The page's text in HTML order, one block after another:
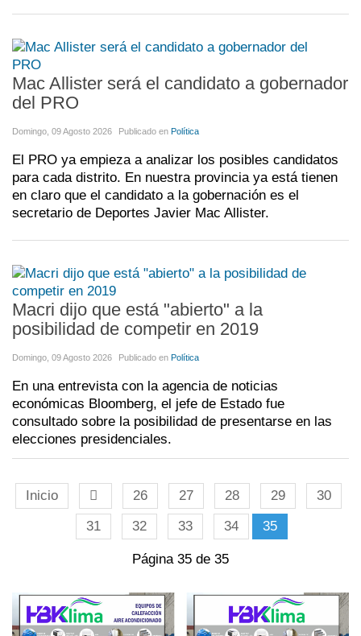
Mac Allister será el candidato a gobernador
del PRO
Domingo, 09 Agosto 2026 Publicado en Política
El PRO ya empieza a analizar los posibles candidatos
para cada distrito. En nuestra provincia ya está tienen
en claro que el candidato a la gobernación es el
secretario de Deportes Javier Mac Allister.
Macri dijo que está "abierto" a la
posibilidad de competir en 2019
Domingo, 09 Agosto 2026 Publicado en Política
En una entrevista con la agencia de noticias
económicas Bloomberg, el jefe de Estado fue
consultado sobre la posibilidad de presentarse en las
elecciones presidenciales.
Inicio 26 27 28 29
30
31
32 33 34 35
Página 35 de 35